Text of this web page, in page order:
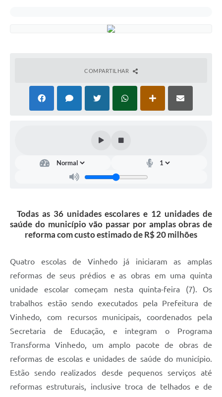
Defesa Civil
Listagem dos CEPs de Vinhedo
Acesso à Informação
Associação dos Servidores Públicos Municipais de
Audiências Públicas
Arquivos para Download
Contas Públicas
COMPARTILHAR
Todas as 36 unidades escolares e 12 unidades de
saúde do município vão passar por amplas obras de
reforma com custo estimado de R$ 20 milhões
Quatro escolas de Vinhedo já iniciaram as amplas
reformas de seus prédios e as obras em uma quinta
unidade escolar começam nesta quinta-feira (7). Os
trabalhos estão sendo executados pela Prefeitura de
Vinhedo, com recursos municipais, coordenados pela
Secretaria de Educação, e integram o Programa
Transforma Vinhedo, um amplo pacote de obras de
reformas de escolas e unidades de saúde do município.
Estão sendo realizados desde pequenos serviços até
reformas estruturais, inclusive troca de telhados e de